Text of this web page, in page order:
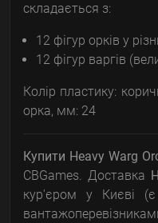
складається з:
12 фігур орків у
12 фігур варгів
Колір пластику:
орка, мм: 24
Купити Heavy Warg
CBGames. Доставка
кур'єром у Києві